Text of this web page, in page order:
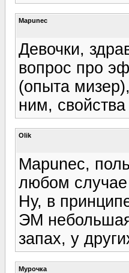
Mapunec
Девочки,
вопрос про
(опыта
ним,
Olik
Mapunec,
любом
Ну, в
ЭМ
запах, у
Мурочка